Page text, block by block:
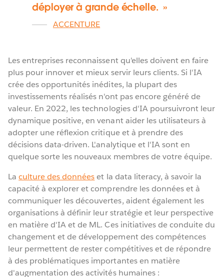
déployer à grande échelle.
ACCENTURE
Les entreprises reconnaissent qu'elles doivent en faire
plus pour innover et mieux servir leurs clients. Si l'IA
crée des opportunités inédites, la plupart des
investissements réalisés n'ont pas encore généré de
valeur. En 2022, les technologies d'IA poursuivront leur
dynamique positive, en venant aider les utilisateurs à
adopter une réflexion critique et à prendre des
décisions data-driven. L'analytique et l'IA sont en
quelque sorte les nouveaux membres de votre équipe.
Laculture des données et la data literacy, à savoir la
capacité à explorer et comprendre les données et à
communiquer les découvertes, aident également les
organisations à définir leur stratégie et leur perspective
en matière d'IA et de ML. Ces initiatives de conduite du
changement et de développement des compétences
leur permettent de rester compétitives et de répondre
à des problématiques importantes en matière
d'augmentation des activités humaines :